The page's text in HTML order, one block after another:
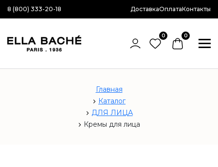
8 (800) 333-20-18 ДоставкаОплатаКонтакты
0 0
Главная
Каталог
ДЛЯ ЛИЦА
Кремы для лица